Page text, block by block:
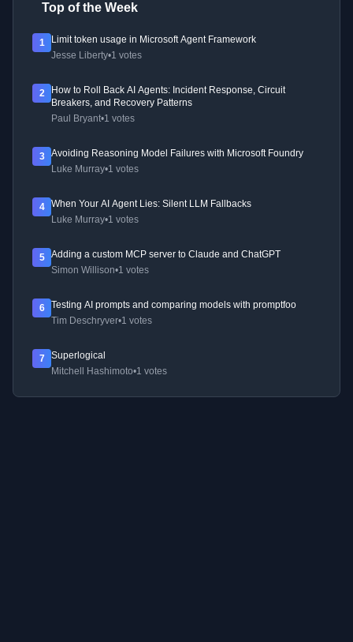
Top of the Week
1
Limit token usage in Microsoft Agent Framework
Jesse Liberty•1 votes
2
How to Roll Back AI Agents: Incident Response, Circuit
Breakers, and Recovery Patterns
Paul Bryant•1 votes
3
Avoiding Reasoning Model Failures with Microsoft Foundry
Luke Murray•1 votes
4
When Your AI Agent Lies: Silent LLM Fallbacks
Luke Murray•1 votes
5
Adding a custom MCP server to Claude and ChatGPT
Simon Willison•1 votes
6
Testing AI prompts and comparing models with promptfoo
Tim Deschryver•1 votes
7
Superlogical
Mitchell Hashimoto•1 votes